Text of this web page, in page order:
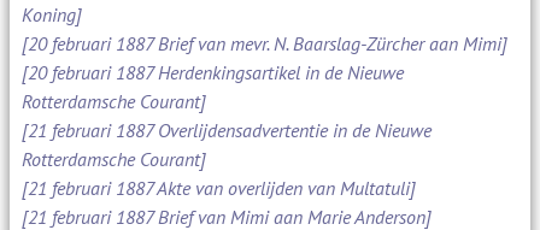
Koning]
[20 februari 1887 Brief van mevr. N. Baarslag-Zürcher aan Mimi]
[20 februari 1887 Herdenkingsartikel in de Nieuwe
Rotterdamsche Courant]
[21 februari 1887 Overlijdensadvertentie in de Nieuwe
Rotterdamsche Courant]
[21 februari 1887 Akte van overlijden van Multatuli]
[21 februari 1887 Brief van Mimi aan Marie Anderson]